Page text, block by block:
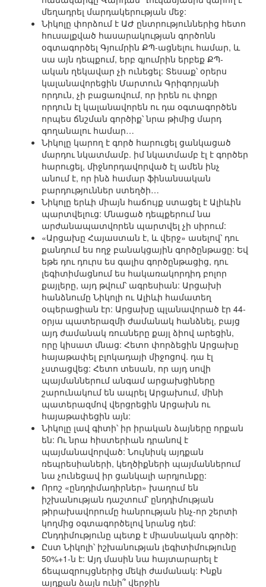
մեղադրել մարդակերության մեջ:
Նիկոլը փորձում է ԱԺ ընտրություններից հետո
հուսալքված հասարակության գործոնն
օգտագործել Գյումրին ՔՊ-ացնելու համար, և
սա այն դեպքում, երբ գյումրին երբեք ՔՊ-
ական ղեկավար չի ունեցել: Տեսաք՝ օրերս
կալանավորեցին Մարտուն Գրիգորյանի
որդուն, չի բացառվում, որ իրեն ու փոքր
որդուն էլ կալանավորեն ու դա օգտագործեն
որպես ճնշման գործիք՝ նրա թիմից մարդ
գողանալու համար…
Նիկոլը կարող է գործ հարուցել ցանկացած
մարդու նկատմամբ. իմ նկատմամբ էլ է գործեր
հարուցել, միջնորդավորված էլ ամեն ինչ
անում է, որ ինձ համար ֆինանսական
բարդություններ ստեղծի…
Նիկոլը երևի միայն հաճույք ստացել է Ալիևին
պարտվելուց: Մնացած դեպքերում նա
արժանապատվորեն պարտվել չի սիրում:
«Արցախը Հայաստան է, և վերջ» ասելով՝ դու
քանդում ես ողջ բանակցային գործընթացը: Եվ
եթե դու դուրս ես գալիս գործընթացից, դու
լեգիտիմացնում ես հակառակորդիդ բոլոր
քայլերը, այդ թվում՝ ագրեսիան: Արցախի
հանձնումը Նիկոլի ու Ալիևի համատեղ
օպերացիան էր: Արցախը պլանավորած էր 44-
օրյա պատերազմի ժամանակ հանձնել, բայց
այդ ժամանակ ռուսները քայլ ձիով արեցին,
որը կիսատ մնաց: Հետո փորձեցին Արցախը
հայաթափել բլոկադայի միջոցով. դա էլ
չստացվեց: Հետո տեսան, որ այդ սովի
պայմաններում անգամ արցախցիները
շարունակում են ապրել Արցախում, մինի
պատերազմով վերցրեցին Արցախն ու
հայաթափեցին այն:
Նիկոլը լավ գիտի՝ իր իրական ձայները որքան
են: Ու նրա հիստերիան դրանով է
պայմանավորված: Նույնիսկ այդքան
ռեպրեսիաների, կեղծիքների պայմաններում
նա չունեցավ իր ցանկալի արդյունքը:
Որոշ «ընդդիմադիրներ» խաղում են
իշխանության դաշտում՝ ընդդիմության
թիրախավորումը հանրության ինչ-որ շերտի
կողմից օգտագործելով նրանց դեմ:
Ընդդիմությունը պետք է միասնական գործի:
Ըստ Նիկոլի՝ իշխանության լեգիտիմությունը
50%+1-ն է: Այդ մասին նա հայտարարել է
ճեպազրույցներից մեկի ժամանակ: Ինքն
այդքան ձայն ունի՞ վերջին